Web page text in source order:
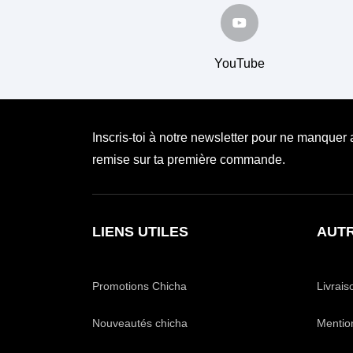
YouTube
Inscris-toi à notre newsletter pour ne
remise sur ta première commande.
LIENS UTILES
Promotions Chicha
Nouveautés chicha